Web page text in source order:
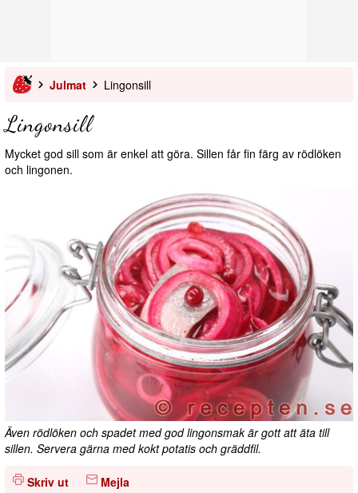
Julmat Lingonsill
Lingonsill
Mycket god sill som är enkel att göra. Sillen får fin färg av rödlöken
och lingonen.
Även rödlöken och spadet med god lingonsmak är gott att äta till
sillen. Servera gärna med kokt potatis och gräddfil.
Skriv ut Mejla